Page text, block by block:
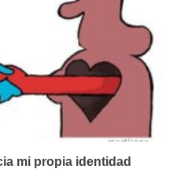
mi propia identidad